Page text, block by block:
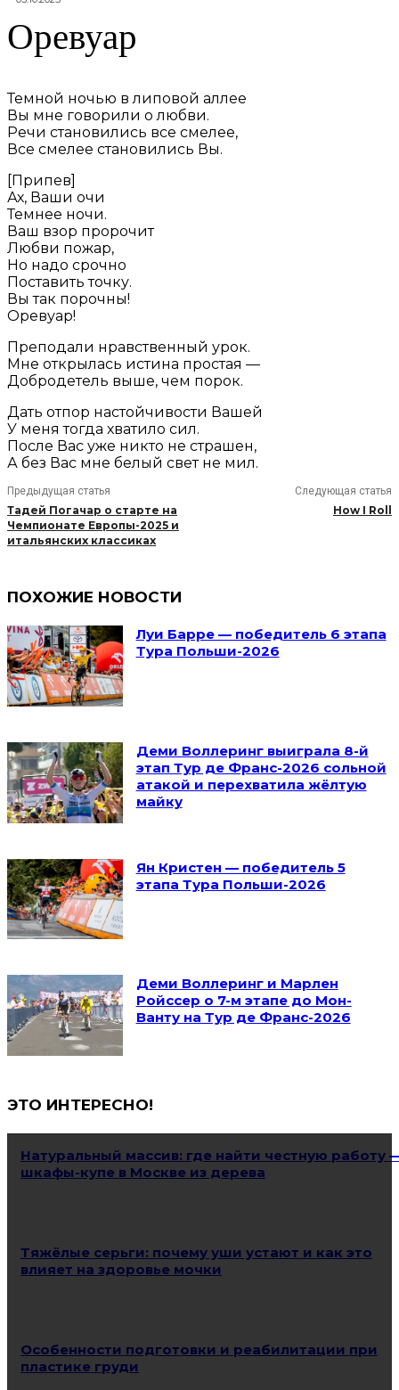
Оревуар
Темной ночью в липовой аллее
Вы мне говорили о любви.
Речи становились все смелее,
Все смелее становились Вы.
[Припев]
Ах, Ваши очи
Темнее ночи.
Ваш взор пророчит
Любви пожар,
Но надо срочно
Поставить точку.
Вы так порочны!
Оревуар!
Преподали нравственный урок.
Мне открылась истина простая —
Добродетель выше, чем порок.
Дать отпор настойчивости Вашей
У меня тогда хватило сил.
После Вас уже никто не страшен,
А без Вас мне белый свет не мил.
Предыдущая статья
Тадей Погачар о старте на
Чемпионате Европы-2025 и
итальянских классиках
Следующая статья
How I Roll
ПОХОЖИЕ НОВОСТИ
Луи Барре — победитель 6 этапа
Тура Польши-2026
Деми Воллеринг выиграла 8-й
этап Тур де Франс-2026 сольной
атакой и перехватила жёлтую
майку
Ян Кристен — победитель 5
этапа Тура Польши-2026
Деми Воллеринг и Марлен
Ройссер о 7-м этапе до Мон-
Ванту на Тур де Франс-2026
ЭТО ИНТЕРЕСНО!
Натуральный массив: где найти честную работу
шкафы-купе в Москве из дерева
Тяжёлые серьги: почему уши устают и как это
влияет на здоровье мочки
Особенности подготовки и реабилитации при
пластике груди